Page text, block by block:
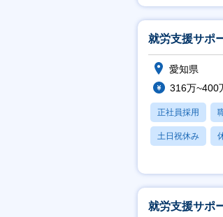
産休・育休あり
就労支援サポ
愛知県
316万~400
正社員採用
土日祝休み
就労支援サポ